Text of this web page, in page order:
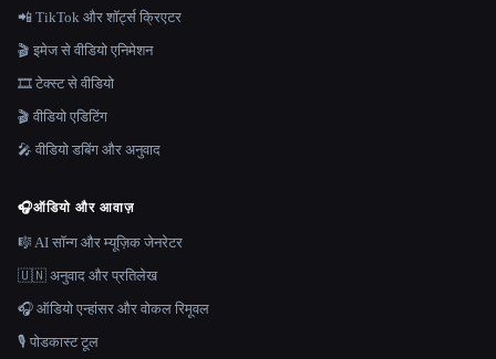
📲 TikTok और शॉर्ट्स क्रिएटर
🎬 इमेज से वीडियो एनिमेशन
🎞️ टेक्स्ट से वीडियो
🎬 वीडियो एडिटिंग
🎤 वीडियो डबिंग और अनुवाद
🎧ऑडियो और आवाज़
🎼 AI सॉन्ग और म्यूज़िक जेनरेटर
🇺🇳 अनुवाद और प्रतिलेख
🎧 ऑडियो एन्हांसर और वोकल रिमूवल
🎙️ पोडकास्ट टूल